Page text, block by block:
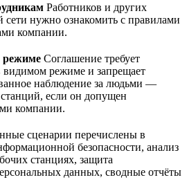
Работников и других
сети нужно ознакомить с правилами
компании.
режиме Соглашение требует
видимом режиме и запрещает
наблюдение за людьми —
если он допущен
компании.
сценарии перечислены в
безопасности, анализ
станциях, защита
данных, сводные отчёты